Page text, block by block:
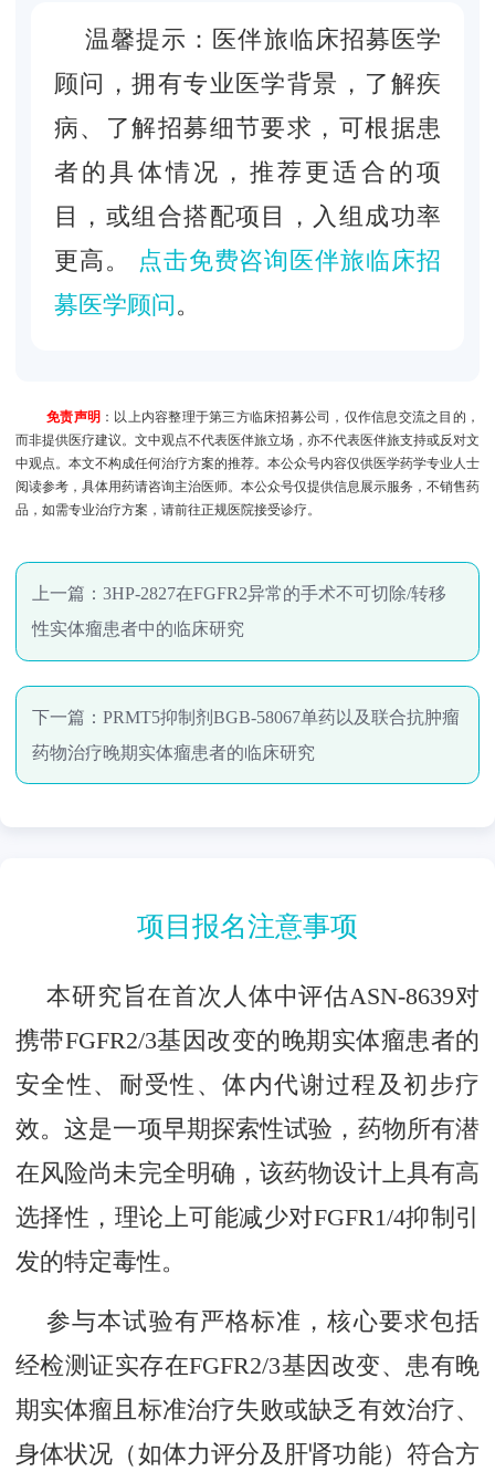
温馨提示：医伴旅临床招募医学
顾问，拥有专业医学背景，了解疾
病、了解招募细节要求，可根据患
者的具体情况，推荐更适合的项
目，或组合搭配项目，入组成功率
更高。 点击免费咨询医伴旅临床招
募医学顾问。
免责声明 ：以上内容整理于第三方临床招募公司，仅作信息交流之目的，
而非提供医疗建议。文中观点不代表医伴旅立场，亦不代表医伴旅支持或反对文
中观点。本文不构成任何治疗方案的推荐。本公众号内容仅供医学药学专业人士
阅读参考，具体用药请咨询主治医师。本公众号仅提供信息展示服务，不销售药
品，如需专业治疗方案，请前往正规医院接受诊疗。
上一篇：3HP-2827在FGFR2异常的手术不可切除/转移
性实体瘤患者中的临床研究
下一篇：PRMT5抑制剂BGB-58067单药以及联合抗肿瘤
药物治疗晚期实体瘤患者的临床研究
项目报名注意事项
本研究旨在首次人体中评估ASN-8639对
携带FGFR2/3基因改变的晚期实体瘤患者的
安全性、耐受性、体内代谢过程及初步疗
效。这是一项早期探索性试验，药物所有潜
在风险尚未完全明确，该药物设计上具有高
选择性，理论上可能减少对FGFR1/4抑制引
发的特定毒性。
参与本试验有严格标准，核心要求包括
经检测证实存在FGFR2/3基因改变、患有晚
期实体瘤且标准治疗失败或缺乏有效治疗、
身体状况（如体力评分及肝肾功能）符合方